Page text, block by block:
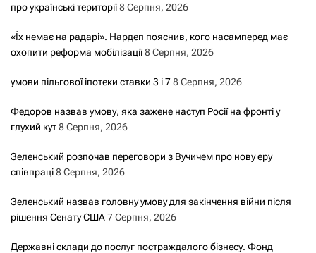
про українські території8 Серпня, 2026
«Їх немає на радарі». Нардеп пояснив, кого насамперед має
охопити реформа мобілізації8 Серпня, 2026
умови пільгової іпотеки ставки 3 і 78 Серпня, 2026
Федоров назвав умову, яка зажене наступ Росії на фронті у
глухий кут8 Серпня, 2026
Зеленський розпочав переговори з Вучичем про нову еру
співпраці8 Серпня, 2026
Зеленський назвав головну умову для закінчення війни після
рішення Сенату США7 Серпня, 2026
Державні склади до послуг постраждалого бізнесу. Фонд